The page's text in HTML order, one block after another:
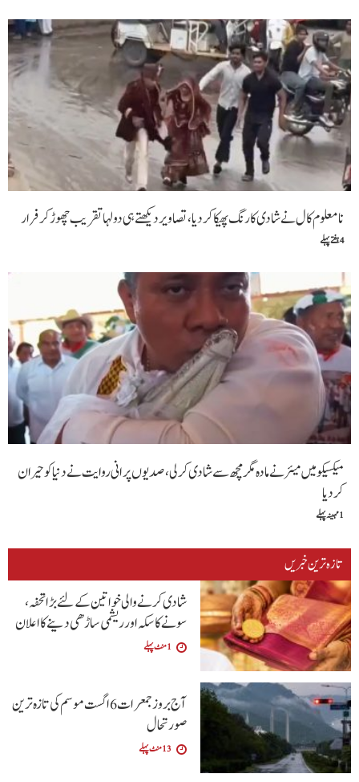
نامعلوم کال نے شادی کا رنگ پھیکا کر دیا، تصاویر دیکھتے ہی دولہا تقریب چھوڑ کر فرار
4 ہفتے پہلے
میکسیکو میں میئر نے مادہ مگرمچھ سے شادی کرلی، صدیوں پرانی روایت نے دنیا کو حیران
کردیا
1 مہینہ پہلے
تازہ ترین خبریں
شادی کرنے والی خواتین کےلئے بڑا تحفہ،
سونے کا سکہ اور ریشمی ساڑھی دینے کا اعلان
1 منٹ پہلے
آج بروز جمعرات 6 اگست موسم کی تازہ ترین
صورتحال
13 منٹ پہلے